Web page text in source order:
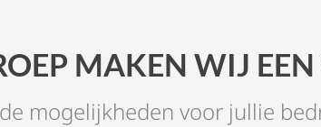
MAKEN WIJ
mogelijkheden voor jullie